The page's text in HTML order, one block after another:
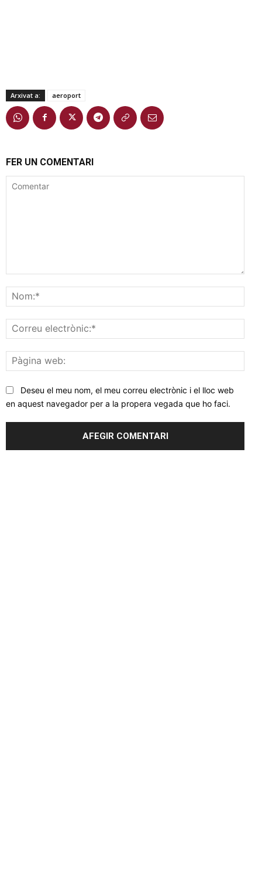
Arxivat a: aeroport
FER UN COMENTARI
web:
Deseu el meu nom, el meu correu electrònic i el lloc web
en aquest navegador per a la propera vegada que ho faci.